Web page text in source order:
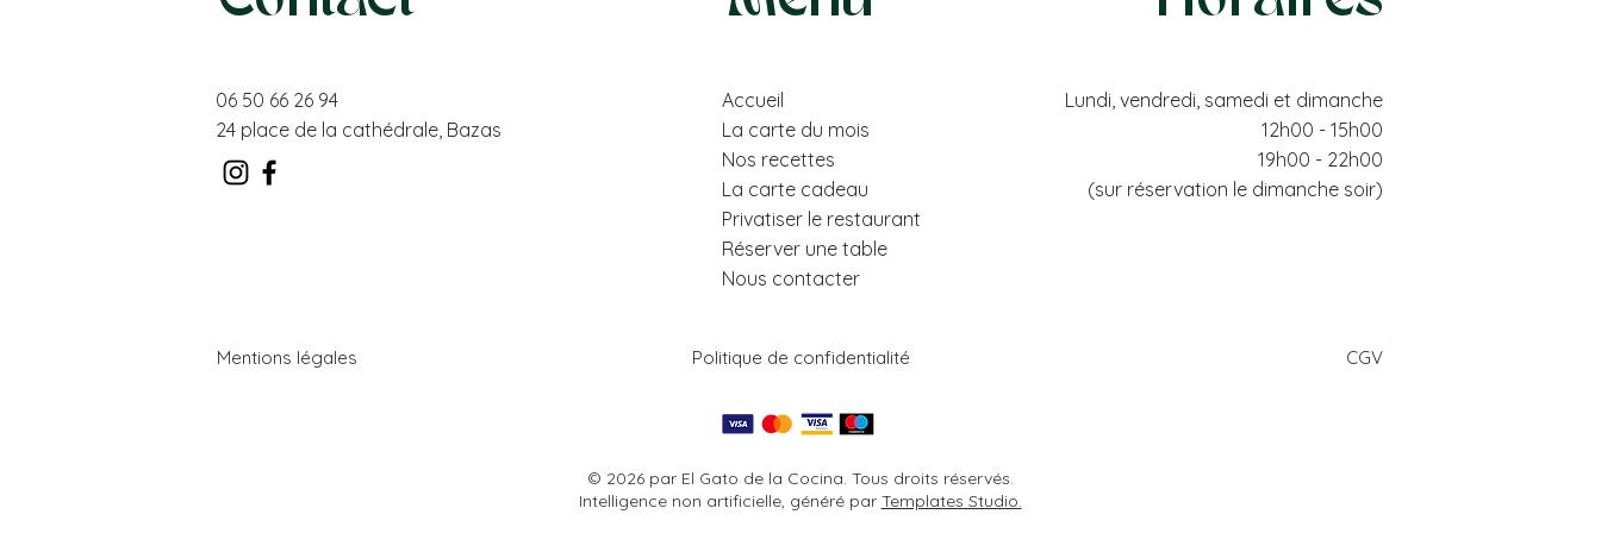
06 50 66 26 94
24 place de la cathédrale, Bazas
Mentions légales
Accueil
La carte du mois
Nos recettes
La carte cadeau
Privatiser le restaurant
Réserver une table
Nous contacter
Politique de confidentialité
Lundi, vendredi, samedi et dimanche
12h00 - 15h00
19h00 - 22h00
(sur réservation le dimanche soir)
CGV
© 2026 par El Gato de la Cocina. Tous droits réservés.
Intelligence non artificielle, généré par Templates Studio.